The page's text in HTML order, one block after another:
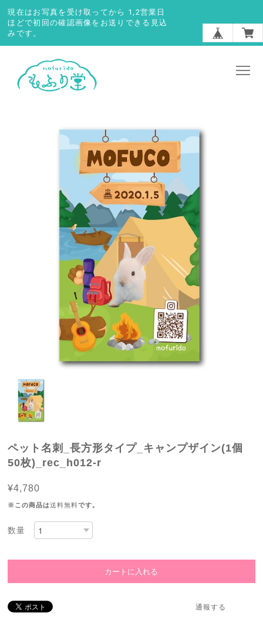
現在はお写真を受け取ってから 1,2営業日
ほどで初回の確認画像をお送りできる見込
みです。
ペット名刺_長方形タイプ_キャンプザイン(1個
50枚)_rec_h012-r
¥4,780
※この商品は送料無料です。
数量
通報する